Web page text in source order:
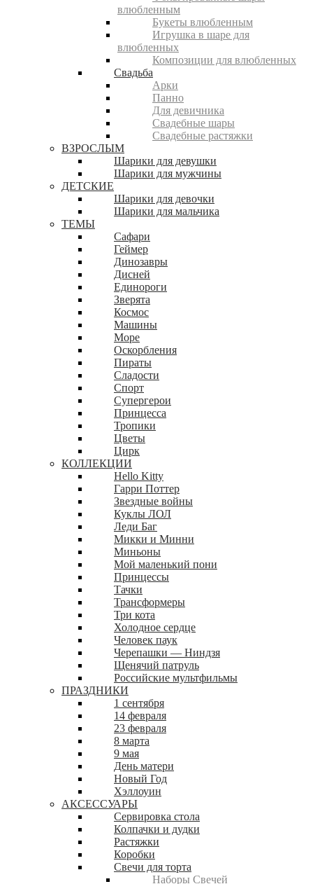
влюбленным
Букеты влюбленным
Игрушка в шаре для
влюбленных
Композиции для влюбленных
Свадьба
Арки
Панно
Для девичника
Свадебные шары
Свадебные растяжки
ВЗРОСЛЫМ
Шарики для девушки
Шарики для мужчины
ДЕТСКИЕ
Шарики для девочки
Шарики для мальчика
ТЕМЫ
Сафари
Геймер
Динозавры
Дисней
Единороги
Зверята
Космос
Машины
Море
Оскорбления
Пираты
Сладости
Спорт
Супергерои
Принцесса
Тропики
Цветы
Цирк
КОЛЛЕКЦИИ
Hello Kitty
Гарри Поттер
Звездные войны
Куклы ЛОЛ
Леди Баг
Микки и Минни
Миньоны
Мой маленький пони
Принцессы
Тачки
Трансформеры
Три кота
Холодное сердце
Человек паук
Черепашки — Ниндзя
Щенячий патруль
Российские мультфильмы
ПРАЗДНИКИ
1 сентября
14 февраля
23 февраля
8 марта
9 мая
День матери
Новый Год
Хэллоуин
АКСЕССУАРЫ
Сервировка стола
Колпачки и дудки
Растяжки
Коробки
Свечи для торта
Наборы Свечей